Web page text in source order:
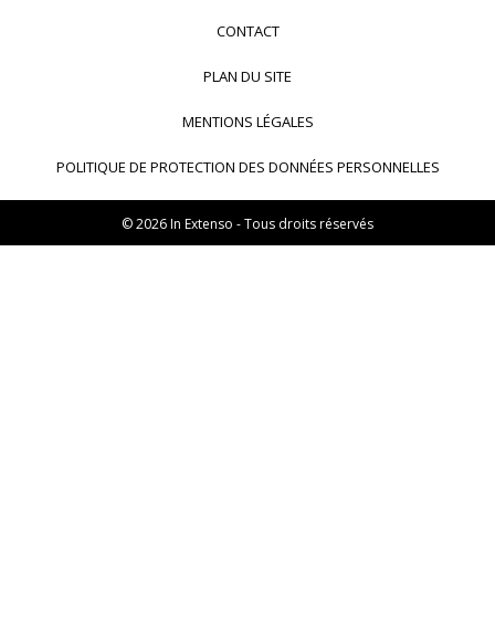
In Extenso Tourisme, Culture & Hôtellerie
Transaxio Hôtel, partenaire In Extenso
fulll, logiciel expert-comptable
CONTACT
PLAN DU SITE
MENTIONS LÉGALES
POLITIQUE DE PROTECTION DES DONNÉES PERSONNELLES
© 2026 In Extenso - Tous droits réservés